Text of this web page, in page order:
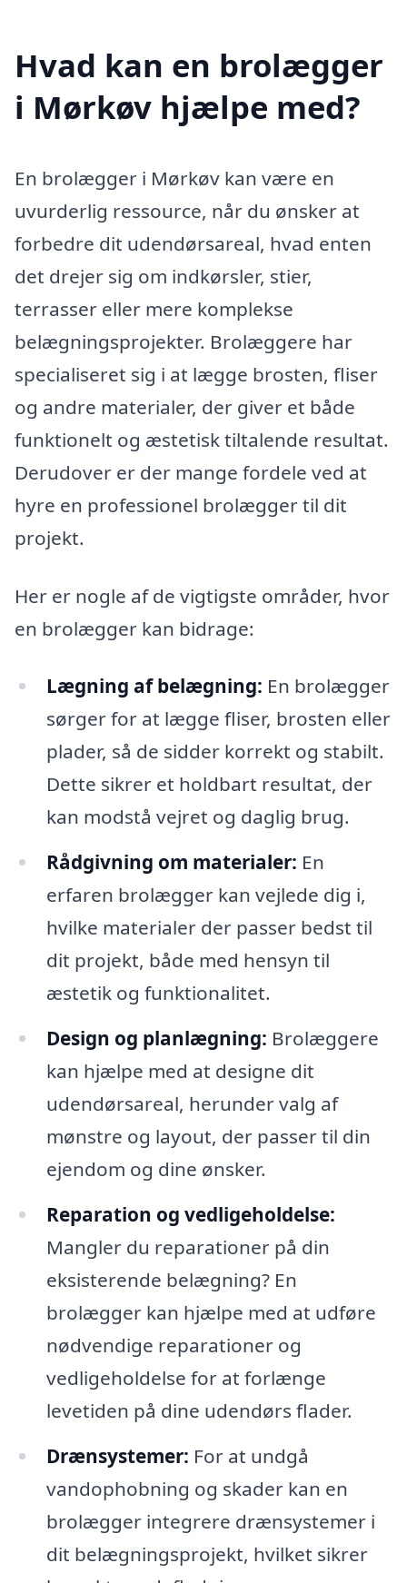
Hvad kan en brolægger
i Mørkøv hjælpe med?
En brolægger i Mørkøv kan være en
uvurderlig ressource, når du ønsker at
forbedre dit udendørsareal, hvad enten
det drejer sig om indkørsler, stier,
terrasser eller mere komplekse
belægningsprojekter. Brolæggere har
specialiseret sig i at lægge brosten, fliser
og andre materialer, der giver et både
funktionelt og æstetisk tiltalende resultat.
Derudover er der mange fordele ved at
hyre en professionel brolægger til dit
projekt.
Her er nogle af de vigtigste områder, hvor
en brolægger kan bidrage:
Lægning af belægning: En brolægger
sørger for at lægge fliser, brosten eller
plader, så de sidder korrekt og stabilt.
Dette sikrer et holdbart resultat, der
kan modstå vejret og daglig brug.
Rådgivning om materialer: En
erfaren brolægger kan vejlede dig i,
hvilke materialer der passer bedst til
dit projekt, både med hensyn til
æstetik og funktionalitet.
Design og planlægning: Brolæggere
kan hjælpe med at designe dit
udendørsareal, herunder valg af
mønstre og layout, der passer til din
ejendom og dine ønsker.
Reparation og vedligeholdelse:
Mangler du reparationer på din
eksisterende belægning? En
brolægger kan hjælpe med at udføre
nødvendige reparationer og
vedligeholdelse for at forlænge
levetiden på dine udendørs flader.
Drænsystemer: For at undgå
vandophobning og skader kan en
brolægger integrere drænsystemer i
dit belægningsprojekt, hvilket sikrer